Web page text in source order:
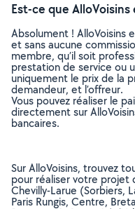
Est-ce que
Absolument ! AlloVoisins
et sans aucune
membre, qu’il soit
prestation de service ou
uniquement le prix de la
demandeur, et l’offreur.
Vous pouvez réaliser le
directement sur
bancaires.
Sur AlloVoisins, trouvez
pour réaliser votre projet
Chevilly-Larue (Sorbiers,
Paris Rungis, Centre,